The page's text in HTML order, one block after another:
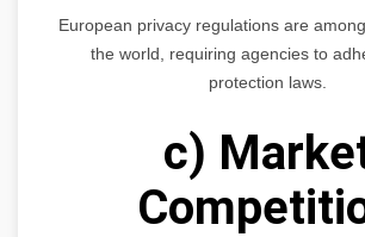
European privacy regulations are
the world, requiring agencies to
protection laws.
c)